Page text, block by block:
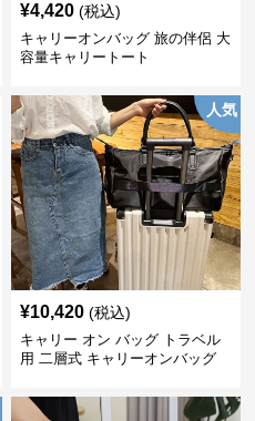
¥4,420 (税込)
キャリーオンバッグ 旅の伴侶 大
容量キャリートート
人気
¥10,420 (税込)
キャリー オン バッグ トラベル
用 二層式 キャリーオンバッグ